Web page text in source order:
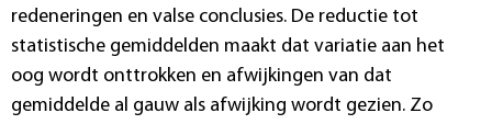
redeneringen en valse conclusies. De reductie tot
statistische gemiddelden maakt dat variatie aan het
oog wordt onttrokken en afwijkingen van dat
gemiddelde al gauw als afwijking wordt gezien. Zo